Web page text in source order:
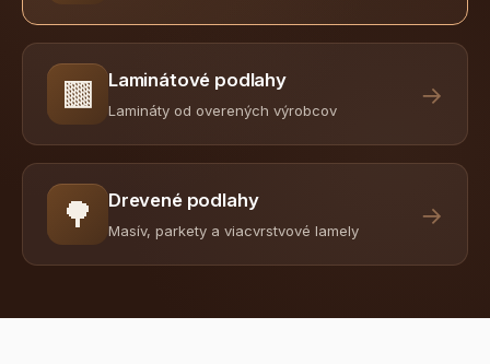
🟫 Laminátové podlahy
Lamináty od overených výrobcov
→
🌳 Drevené podlahy
Masív, parkety a viacvrstvové lamely
→